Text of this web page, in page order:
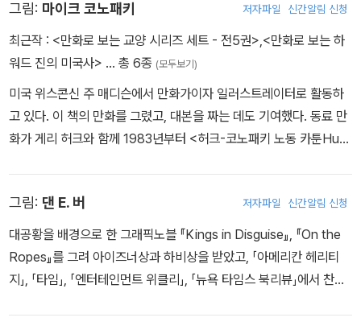
을 열기도 했다. 그림을 그린 책으로는 『Comic Book History of C
omics』, 『MODOK: Reign Delay』, 『Wolverine: Savage』, 『To
mmy Atomic』, 『Diarrhea Dog』 등이 있다.
그림: 마이크 코노패키 저자파일 신간알림 신청
최근작 : <만화로 보는 교양 시리즈 세트 - 전5권>,<만화로 보는 하
워드 진의 미국사> … 총 6종 (모두보기)
미국 위스콘신 주 매디슨에서 만화가이자 일러스트레이터로 활동하
고 있다. 이 책의 만화를 그렸고, 대본을 짜는 데도 기여했다. 동료 만
화가 게리 허크와 함께 1983년부터 <허크-코노패키 노동 카툰Huc
있다.
그림: 댄 E. 버 저자파일 신간알림 신청
대공황을 배경으로 한 그래픽노블 『Kings in Disguise』, 『On the
Ropes』를 그려 아이즈너상과 하비상을 받았고, 「아메리칸 헤리티
지」, 「타임」, 「엔터테인먼트 위클리」, 「뉴욕 타임스 북리뷰」에서 찬사